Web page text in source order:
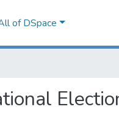
of DSpace